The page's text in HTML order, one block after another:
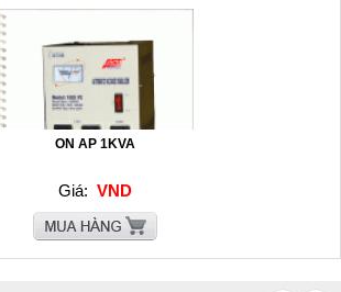
ON AP 1KVA
Giá: VND